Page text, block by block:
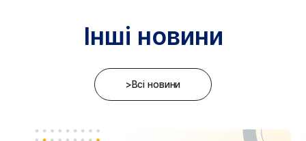
Інші новини
>Всі новини